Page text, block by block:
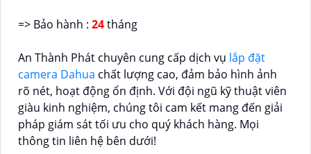
=> Bảo hành : 24tháng
An Thành Phát chuyên cung cấp dịch vụ lắp đặt
camera Dahua chất lượng cao, đảm bảo hình ảnh
rõ nét, hoạt động ổn định. Với đội ngũ kỹ thuật viên
giàu kinh nghiệm, chúng tôi cam kết mang đến giải
pháp giám sát tối ưu cho quý khách hàng. Mọi
thông tin liên hệ bên dưới!